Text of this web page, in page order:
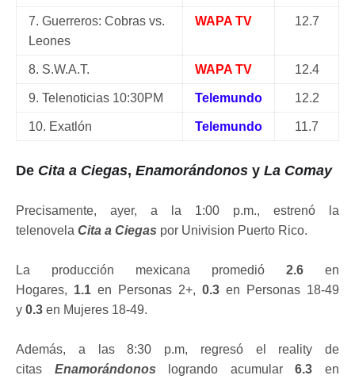
7. Guerreros: Cobras vs.
Leones
WAPA TV 12.7
8. S.W.A.T. WAPA TV 12.4
9. Telenoticias 10:30PM Telemundo 12.2
10. Exatlón Telemundo 11.7
De Cita a Ciegas, Enamorándonos y La Comay
Precisamente, ayer, a la 1:00 p.m., estrenó la
telenovela Cita a Ciegas por Univision Puerto Rico.
La producción mexicana promedió 2.6 en
Hogares, 1.1 en Personas 2+, 0.3 en Personas 18-49
y 0.3 en Mujeres 18-49.
Además, a las 8:30 p.m, regresó el reality de
citas Enamorándonos logrando acumular6.3 en